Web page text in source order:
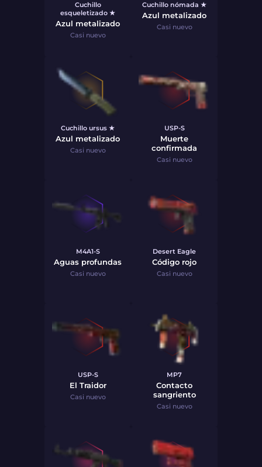
Cuchillo
esqueletizado ★
Azul metalizado
Casi nuevo
Cuchillo nómada ★
Azul metalizado
Casi nuevo
Cuchillo ursus ★
Azul metalizado
Casi nuevo
USP-S
Muerte
confirmada
Casi nuevo
M4A1-S
Aguas profundas
Casi nuevo
Desert Eagle
Código rojo
Casi nuevo
USP-S
El Traidor
Casi nuevo
MP7
Contacto
sangriento
Casi nuevo